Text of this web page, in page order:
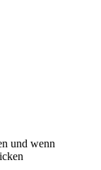
und wenn